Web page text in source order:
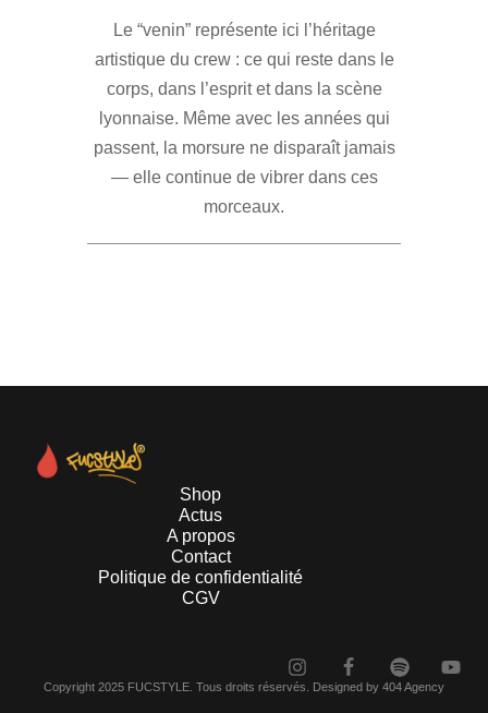
Le “venin” représente ici l’héritage
artistique du crew : ce qui reste dans le
corps, dans l’esprit et dans la scène
lyonnaise. Même avec les années qui
passent, la morsure ne disparaît jamais
— elle continue de vibrer dans ces
morceaux.
Shop
Actus
A propos
Contact
Politique de confidentialité
CGV
Copyright 2025 FUCSTYLE. Tous droits réservés. Designed by 404 Agency